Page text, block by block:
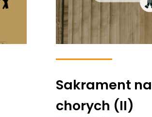
Sakrament
chorych (II)